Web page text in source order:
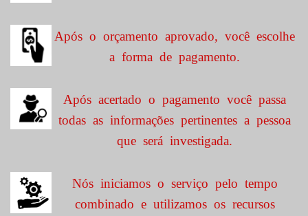
Após o orçamento aprovado, você escolhe
a forma de pagamento.
Após acertado o pagamento você passa
todas as informações pertinentes a pessoa
que será investigada.
Nós iniciamos o serviço pelo tempo
combinado e utilizamos os recursos